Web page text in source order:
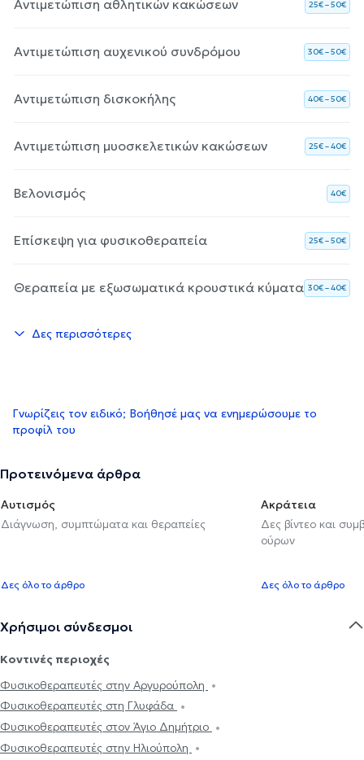
Αντιμετώπιση αθλητικών κακώσεων 25€ – 50€
Αντιμετώπιση αυχενικού συνδρόμου 30€ – 50€
Αντιμετώπιση δισκοκήλης 40€ – 50€
Αντιμετώπιση μυοσκελετικών κακώσεων 25€ – 40€
Βελονισμός 40€
Επίσκεψη για φυσικοθεραπεία 25€ – 50€
Θεραπεία με εξωσωματικά κρουστικά κύματα 30€ – 40€
Δες περισσότερες
Γνωρίζεις τον ειδικό; Βοήθησέ μας να ενημερώσουμε το
προφίλ του
Προτεινόμενα άρθρα
Αυτισμός
Διάγνωση, συμπτώματα και θεραπείες
Δες όλο το άρθρο
Ακράτεια
Δες βίντεο και
ούρων
Δες όλο το άρθρο
Χρήσιμοι σύνδεσμοι
Κοντινές περιοχές
Φυσικοθεραπευτές στην Αργυρούπολη
Φυσικοθεραπευτές στη Γλυφάδα
Φυσικοθεραπευτές στον Άγιο Δημήτριο
Φυσικοθεραπευτές στην Ηλιούπολη